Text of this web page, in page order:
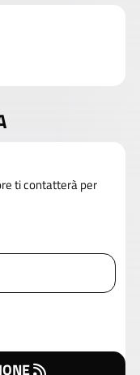
ti contatterà per